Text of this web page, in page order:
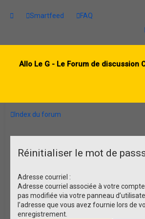
Smartfeed FAQ
Allo Le G - Le Forum de discussion
Index du forum
Réinitialiser le mot de
Adresse courriel :
Adresse courriel associée à votre
pas modifiée via votre panneau
l’adresse que vous avez fournie lors de
enregistrement.